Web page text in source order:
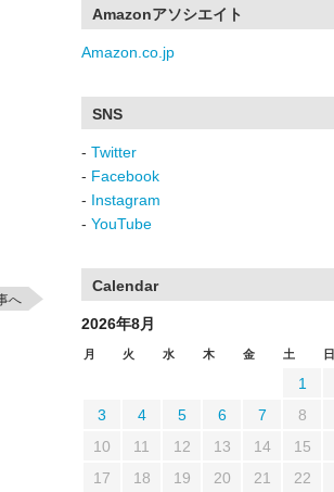
へ
Amazonアソシエイト
Amazon.co.jp
SNS
- Twitter
- Facebook
- Instagram
- YouTube
Calendar
2026年8月
月 火 水 木 金 土 日
1
3
4 5 6 7 8
10
11 12 13 14 15
17
18 19 20 21 22